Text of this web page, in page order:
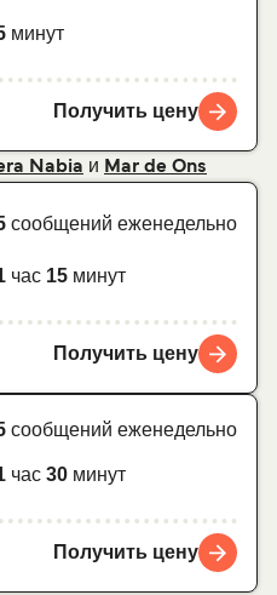
минут
Получить цену
Nabia и Mar de Ons
сообщений еженедельно
час 15 минут
Получить цену
сообщений еженедельно
час 30 минут
Получить цену